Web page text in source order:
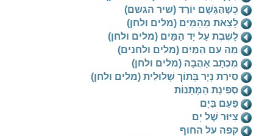
כְּשָׁהַגֶּשֶׁם יוֹרֵד (שיר הגשם)
לָצֵאת מֵהַמַּיִּם (מלים ולחן)
לָשֶׁבֶת עַל יָד הַמַּיִם (מלים ולחן)
מַה עִם הַמַּיִם (מלים ולחנים)
מִכְתָב אַהֲבָה (מלים ולחן)
סִירַת נְיָר בְּתוֹך שְׁלוּלִית (מלים ולחן)
סְפִינַת הַמָּתָּנוֹת
פַּעַם בַּיָּם
צִיּוּר שֶׁל יָם
קפה על החוף